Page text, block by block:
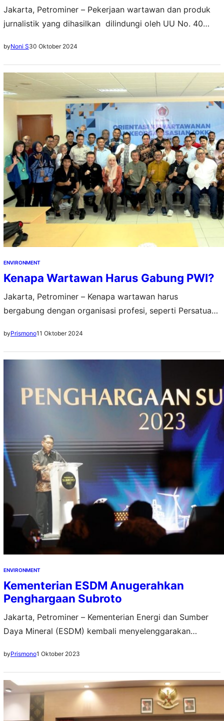
Jakarta, Petrominer – Pekerjaan wartawan dan produk
jurnalistik yang dihasilkan dilindungi oleh UU No. 40
membedakan antara pekerjaan wartawan dengan fungsi
media sosial seperti Twitter, Facebook dan Instagram.
“Pekerjaaan wartawan, seperti halnya berbagai profesi
beretika lainnya seperti dokter, polisi, dan aparat
penegak hukum, juga dilindungi oleh…
byNoni S30 Oktober 2024
ENVIRONMENT
Kenapa Wartawan Harus Gabung PWI?
Jakarta, Petrominer – Kenapa wartawan harus
bergabung dengan organisasi profesi, seperti Persatuan
untuk bergabung dengan PWI? Demikian pertanyaan
yang langsung diajukan oleh Wakil Ketua Bidang
Keorganisasian (OKK) Angkatan Ke-18 yang digelar di
Markas PWI…
byPrismono11 Oktober 2024
ENVIRONMENT
Kementerian ESDM Anugerahkan
Penghargaan Subroto
Jakarta, Petrominer – Kementerian Energi dan Sumber
Daya Mineral (ESDM) kembali menyelenggarakan
puncak acara Hari Jadi Pertambangan dan Energi Ke-78,
perhelatan acara kali ini menjadi penyelenggaraan
keenam sejak pertama kali diadakan pada tahun 2017
lalu. “Penghargaan Subroto adalah apresiasi Kementerian
ESDM kepada para pemangku kepentingan di sektor
byPrismono1 Oktober 2023